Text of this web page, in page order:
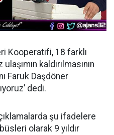
Kooperatifi, 18 farklı
kaldırılmasının
Faruk Daşdöner
dedi.
şu ifadelere
olarak 9 yıldır